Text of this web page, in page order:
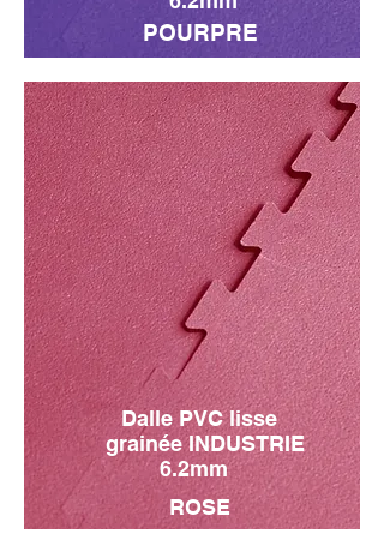
POURPRE
Dalle PVC lisse
grainée INDUSTRIE
6.2mm
ROSE